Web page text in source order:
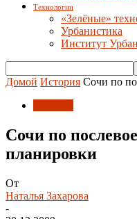
Технологии
«Зелёные»
Урбанистика
Институт
Домой История Сочи по
Сочи по
планировки
От
Наталья Захарова
-